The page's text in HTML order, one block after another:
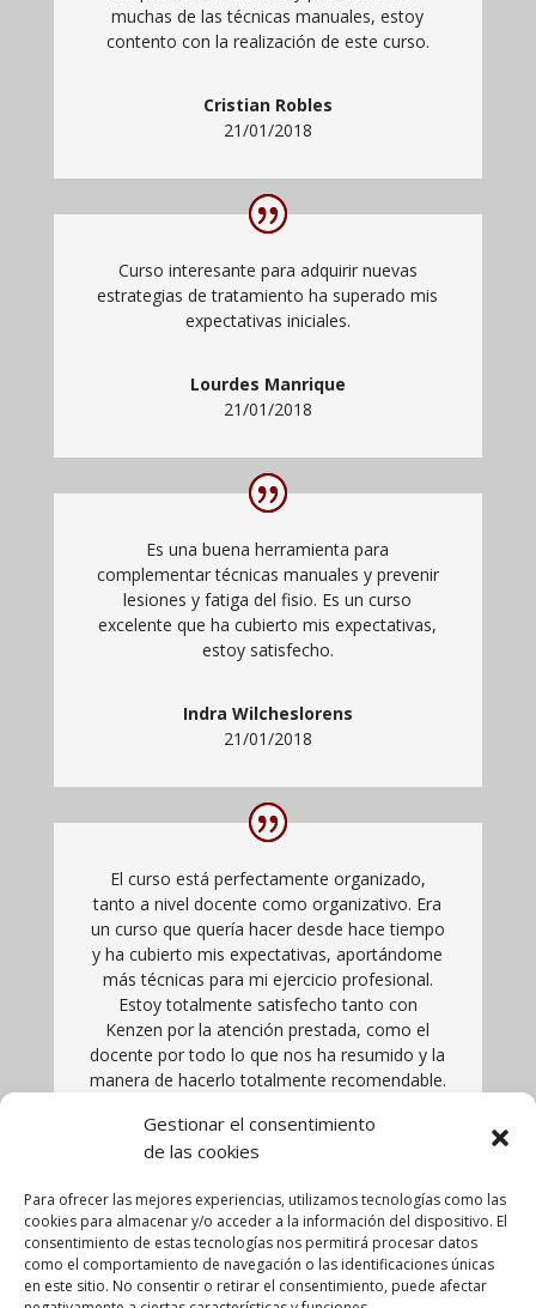
Gestionar el consentimiento
de las cookies
Para ofrecer las mejores experiencias, utilizamos tecnologías como las
cookies para almacenar y/o acceder a la información del dispositivo. El
consentimiento de estas tecnologías nos permitirá procesar datos
como el comportamiento de navegación o las identificaciones únicas
en este sitio. No consentir o retirar el consentimiento, puede afectar
muchas de las técnicas manuales, estoy
contento con la realización de este curso.
Cristian Robles
21/01/2018
Curso interesante para adquirir nuevas
estrategias de tratamiento ha superado mis
expectativas iniciales.
Lourdes Manrique
21/01/2018
Es una buena herramienta para
complementar técnicas manuales y prevenir
lesiones y fatiga del fisio. Es un curso
excelente que ha cubierto mis expectativas,
estoy satisfecho.
Indra Wilcheslorens
21/01/2018
El curso está perfectamente organizado,
tanto a nivel docente como organizativo. Era
un curso que quería hacer desde hace tiempo
y ha cubierto mis expectativas, aportándome
más técnicas para mi ejercicio profesional.
Estoy totalmente satisfecho tanto con
Kenzen por la atención prestada, como el
docente por todo lo que nos ha resumido y la
manera de hacerlo totalmente recomendable.
Jesús Verdejo